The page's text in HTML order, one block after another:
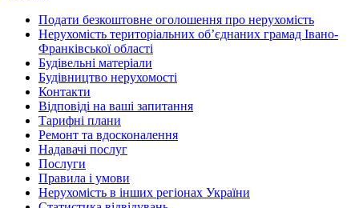
Подати безкоштовне оголошення про нерухомість
Нерухомість територіальних об’єднаних грамад Івано-
Франківської області
Будівельні матеріали
Будівництво нерухомості
Контакти
Відповіді на ваші запитання
Тарифні плани
Ремонт та вдосконалення
Надавачі послуг
Послуги
Правила і умови
Нерухомість в інших регіонах України